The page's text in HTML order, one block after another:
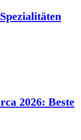
2026: Beste